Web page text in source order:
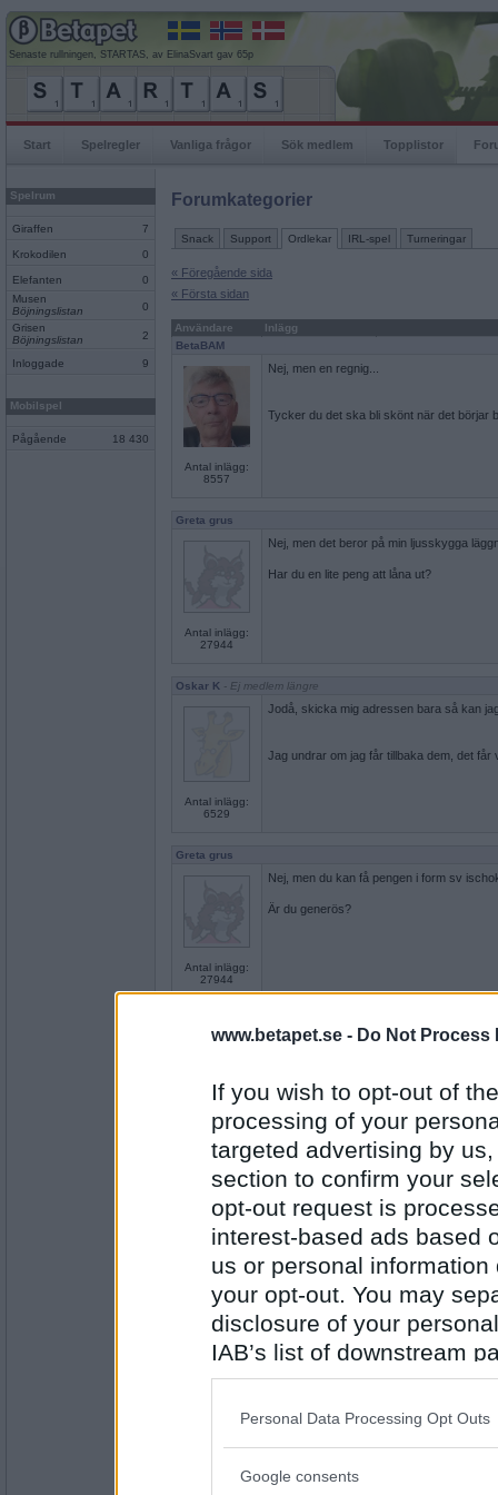
www.betapet.se - Do Not Process
If you wish to opt-out of
processing of your
targeted advertising by
section to confirm your
opt-out request is
interest-based ads based
us or personal
your opt-out. You may
disclosure of your
IAB’s list of downstream
also be disclosed by us
Downstream Participants
Please note that this
Personal Data Processing Opt Outs
Google consents
Senaste rullningen, STARTAS, av ElinaSvart gav 65p
Start Spelregler Vanliga frågor Sök medlem Topplistor
Spelrum
Giraffen 7
Krokodilen 0
Elefanten
0
Musen
Böjningslistan
0
Grisen
Böjningslistan
2
Inloggade 9
Mobilspel
Pågående 18 430
Forumkategorier
Snack Support Ordlekar IRL-spel Turneringar
« Föregående sida
« Första sidan
Användare
Inlägg
BetaBAM
Antal inlägg:
8557
Nej, men en regnig...
Tycker du det ska bli skönt när det börjar
Greta grus
Antal inlägg:
27944
Nej, men det beror på min ljusskygga
Har du en lite peng att låna ut?
Oskar K - Ej medlem längre
Antal inlägg:
6529
Jodå, skicka mig adressen bara så kan
Jag undrar om jag får tillbaka dem, det får
Greta grus
Antal inlägg:
27944
Nej, men du kan få pengen i form sv
Är du generös?
Antal inlägg:
6529
Nej, men jag ger ett sken av det för att bli
Är du lika falsk?
BetaBAM
Antal inlägg:
8557
Nej, men en liten vit lögn kan nog komma
Har du borstat tänderna i år?
Förföljd- Ej medlem längre
Antal inlägg:
Tycker du om det goda här i livet